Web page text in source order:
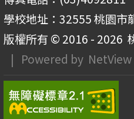
學校地址：32555 桃園市
版權所有 © 2016 - 2026
| Powered by NetView